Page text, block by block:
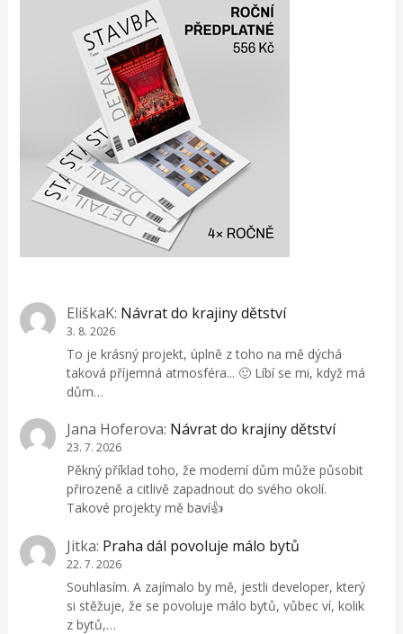
EliškaK: Návrat do krajiny dětství
3. 8. 2026
To je krásný projekt, úplně z toho na mě dýchá
taková příjemná atmosféra... 🙂 Líbí se mi, když má
dům…
Jana Hoferova: Návrat do krajiny dětství
23. 7. 2026
Pěkný příklad toho, že moderní dům může působit
přirozeně a citlivě zapadnout do svého okolí.
Takové projekty mě baví👍
Jitka: Praha dál povoluje málo bytů
22. 7. 2026
Souhlasím. A zajímalo by mě, jestli developer, který
si stěžuje, že se povoluje málo bytů, vůbec ví, kolik
z bytů,…